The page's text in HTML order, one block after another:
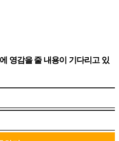
영감을 줄 내용이 기다리고 있